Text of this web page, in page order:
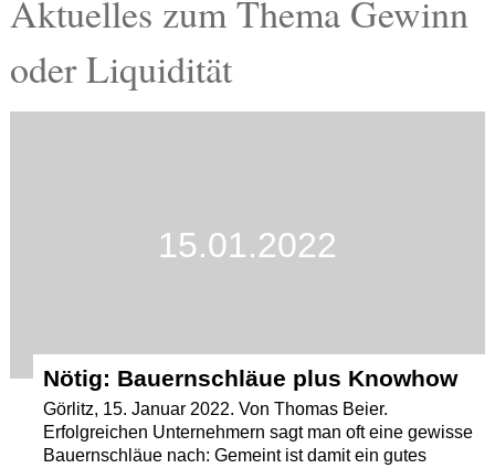
Gesundheit
Kultur
Aktuelles zum Thema Gewinn
oder Liquidität
15.01.2022
Nötig: Bauernschläue plus Knowhow
Görlitz, 15. Januar 2022. Von Thomas Beier.
Erfolgreichen Unternehmern sagt man oft eine gewisse
Bauernschläue nach: Gemeint ist damit ein gutes